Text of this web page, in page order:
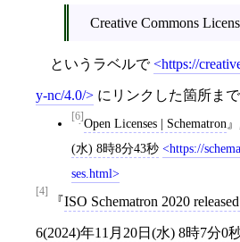
Creative Commons
というラベルで https://
y-nc/4.0/ にリンクした箇所まで
[6]Open Licenses | Schematron
(水) 8時8分43秒
https://
ses.html
[4]
ISO Schematron 2020
6(2024)年11月20日(水) 8時7分0